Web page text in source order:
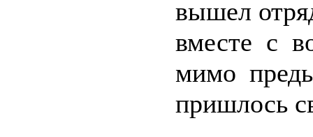
вышел
вместе с
мимо
пришлось